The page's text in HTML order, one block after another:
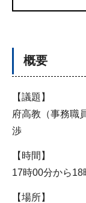
概要
【議題】
府高教（事務職
渉
【時間】
17時00分から18
【場所】